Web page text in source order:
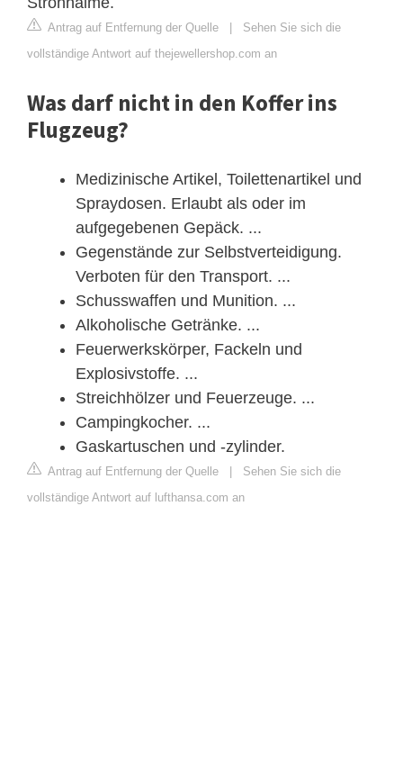
Antrag auf Entfernung der Quelle | Sehen Sie sich die
vollständige Antwort auf thejewellershop.com an
Was darf nicht in den Koffer ins
Flugzeug?
Medizinische Artikel, Toilettenartikel und
Spraydosen. Erlaubt als oder im
aufgegebenen Gepäck. ...
Gegenstände zur Selbstverteidigung.
Verboten für den Transport. ...
Schusswaffen und Munition. ...
Alkoholische Getränke. ...
Feuerwerkskörper, Fackeln und
Explosivstoffe. ...
Streichhölzer und Feuerzeuge. ...
Campingkocher. ...
Gaskartuschen und -zylinder.
Antrag auf Entfernung der Quelle | Sehen Sie sich die
vollständige Antwort auf lufthansa.com an